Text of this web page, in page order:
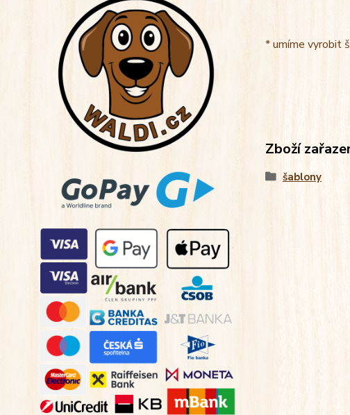
* umíme vyrobit
Zboží
šablony